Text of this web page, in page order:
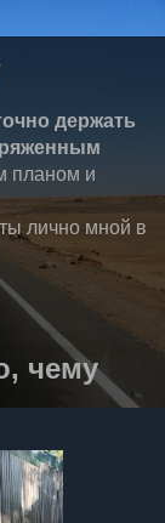
держать
планом и
лично мной в
чему